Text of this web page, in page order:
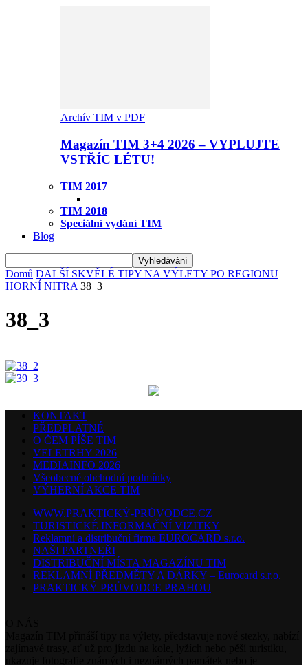
Archív TIM v PDF
Magazín TIM 3+4 2026 – VYPLUJTE
VSTŘÍC LÉTU!
TIM 2017
TIM 2018
Speciální vydání TIM
Blog
Domů DALŠÍ SKVĚLÉ TIPY NA VÝLETY PO REGIONU
HORNÍ NITRA 38_3
38_3
KONTAKT
PŘEDPLATNÉ
O ČEM PÍŠE TIM
VELETRHY 2026
MEDIAINFO 2026
Všeobecné obchodní podmínky
VÝHERNÍ AKCE TIM
WWW.PRAKTICKÝ-PRŮVODCE.CZ
TURISTICKÉ INFORMAČNÍ VIZITKY
Reklamní a distribuční firma EUROCARD s.r.o.
NAŠI PARTNEŘI
DISTRIBUČNÍ MÍSTA MAGAZÍNU TIM
REKLAMNÍ PŘEDMĚTY A DÁRKY – Eurocard s.r.o.
PRAKTICKÝ PRŮVODCE PRAHOU